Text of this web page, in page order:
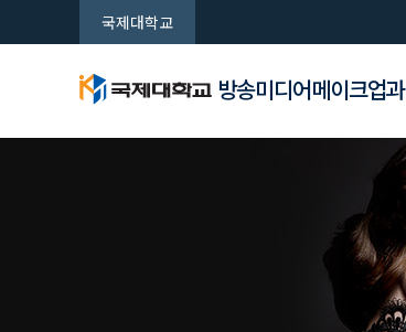
국제대학교
방송미디어메이크업과